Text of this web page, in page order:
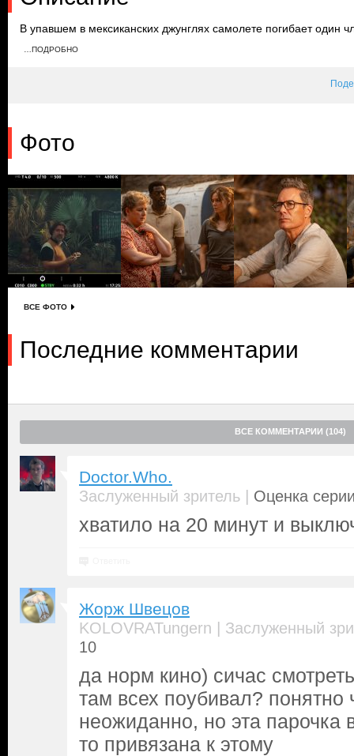
В упавшем в мексиканских джунглях самолете погибает один
ранение. Пассажиры выживают, однако уже через несколько
…ПОДРОБНО
Фото
ВСЕ ФОТО
Последние комментарии
ВСЕ КОММЕНТАРИИ (104)
Doctor.Who.
Заслуженный зритель | Оценка
хватило на 20 минут и
Жорж Швецов
KOLOVRATungern | Заслуженный
10
да норм кино) сичас
там всех поубивал? понятно
неожиданно, но эта парочка
то привязана к этому